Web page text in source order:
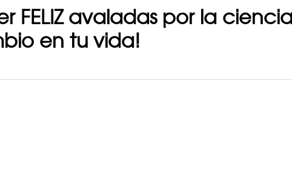
FELIZ avaladas por la ciencia
en tu vida!